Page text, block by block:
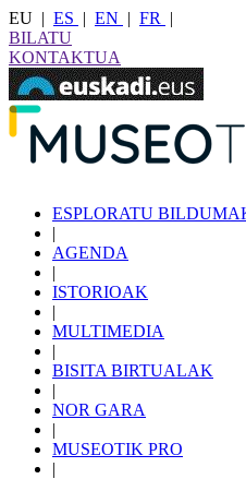
EU | ES | EN | FR
|
BILATU
KONTAKTUA
ESPLORATU
|
AGENDA
|
ISTORIOAK
|
MULTIMEDIA
|
BISITA BIRTUALAK
|
NOR GARA
|
MUSEOTIK PRO
|